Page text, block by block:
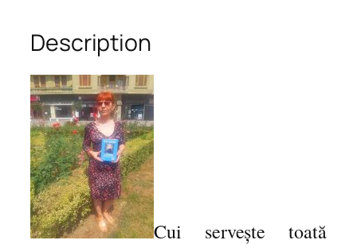
n
r
i
c
u
l
d
e
i
e
Description
Cui servește toată